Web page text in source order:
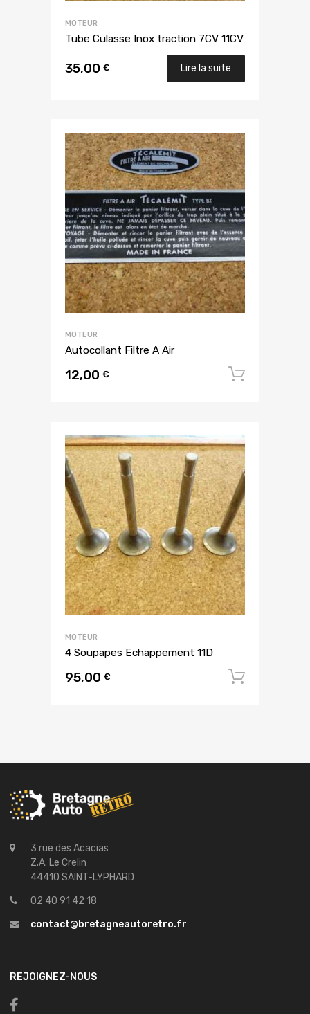
MOTEUR
Tube Culasse Inox traction 7CV 11CV
35,00 € Lire la suite
MOTEUR
Autocollant Filtre A Air
12,00 €
MOTEUR
4 Soupapes Echappement 11D
95,00 €
3 rue des Acacias
Z.A. Le Crelin
44410 SAINT-LYPHARD
02 40 91 42 18
contact@bretagneautoretro.fr
REJOIGNEZ-NOUS